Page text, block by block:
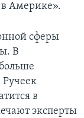
Америке».
сферы
В
Ручеек
в
эксперты